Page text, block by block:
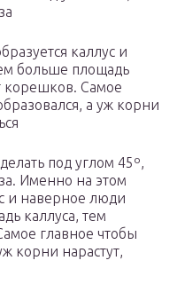
каллус и
больше площадь
корешков. Самое
а уж корни
под углом 45º,
Именно на этом
и наверное люди
каллуса, тем
главное чтобы
корни нарастут,